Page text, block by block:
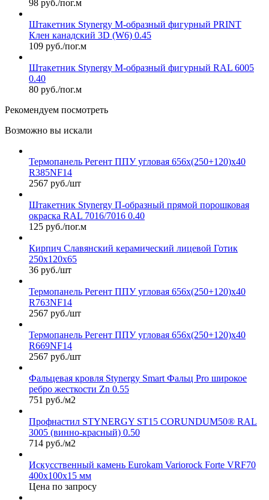
98 руб./пог.м
Штакетник Stynergy М-образный фигурный PRINT
Клен канадский 3D (W6) 0.45
109 руб./пог.м
Штакетник Stynergy М-образный фигурный RAL 6005
0.40
80 руб./пог.м
Рекомендуем посмотреть
Возможно вы искали
Термопанель Регент ППУ угловая 656х(250+120)х40
R385NF14
2567 руб./шт
Штакетник Stynergy П-образный прямой порошковая
окраска RAL 7016/7016 0.40
125 руб./пог.м
Кирпич Славянский керамический лицевой Готик
250х120х65
36 руб./шт
Термопанель Регент ППУ угловая 656х(250+120)х40
R763NF14
2567 руб./шт
Термопанель Регент ППУ угловая 656х(250+120)х40
R669NF14
2567 руб./шт
Фальцевая кровля Stynergy Smart Фальц Pro широкое
ребро жесткости Zn 0.55
751 руб./м2
Профнастил STYNERGY ST15 CORUNDUM50® RAL
3005 (винно-красный) 0.50
714 руб./м2
Искусственный камень Eurokam Variorock Forte VRF70
400х100х15 мм
Цена по запросу